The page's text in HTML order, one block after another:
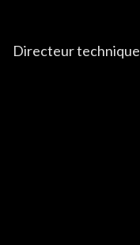
Directeur technique